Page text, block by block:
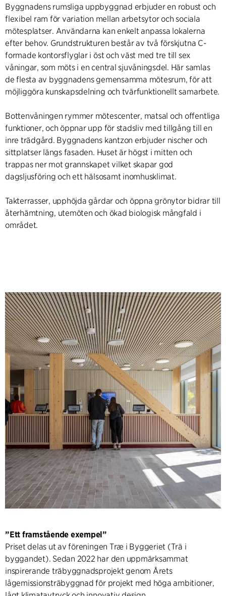
Byggnadens rumsliga uppbyggnad erbjuder en robust och
flexibel ram för variation mellan arbetsytor och sociala
mötesplatser. Användarna kan enkelt anpassa lokalerna
efter behov. Grundstrukturen består av två förskjutna C-
formade kontorsflyglar i öst och väst med tre till sex
våningar, som möts i en central sjuvåningsdel. Här samlas
de flesta av byggnadens gemensamma mötesrum, för att
möjliggöra kunskapsdelning och tvärfunktionellt samarbete.
Bottenvåningen rymmer mötescenter, matsal och offentliga
funktioner, och öppnar upp för stadsliv med tillgång till en
inre trädgård. Byggnadens kantzon erbjuder nischer och
sittplatser längs fasaden. Huset är högst i mitten och
trappas ner mot grannskapet vilket skapar god
dagsljusföring och ett hälsosamt inomhusklimat.
Takterrasser, upphöjda gårdar och öppna grönytor bidrar till
återhämtning, utemöten och ökad biologisk mångfald i
området.
”Ett framstående exempel”
Priset delas ut av föreningen Træ i Byggeriet (Trä i
byggandet). Sedan 2022 har den uppmärksammat
inspirerande träbyggnadsprojekt genom Årets
lågemissionsträbyggnad för projekt med höga ambitioner,